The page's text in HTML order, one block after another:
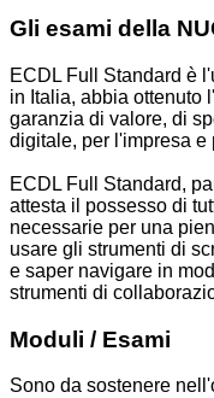
Gli esami della
ECDL Full Standard è
in Italia, abbia ottenuto
garanzia di valore, di
digitale, per l'impresa e
ECDL Full Standard,
attesta il possesso di
necessarie per una
usare gli strumenti di
e saper navigare in
strumenti di
Moduli / Esami
Sono da sostenere